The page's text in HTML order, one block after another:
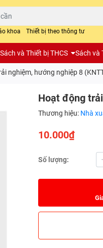
khoa Thiết bị theo thông tư
Sách và Thiết bị THCS Sách và
nghiệm, hướng nghiệp 8
Hoạt động
Thương hiệu: Nhà
10.000₫
Số lượng: